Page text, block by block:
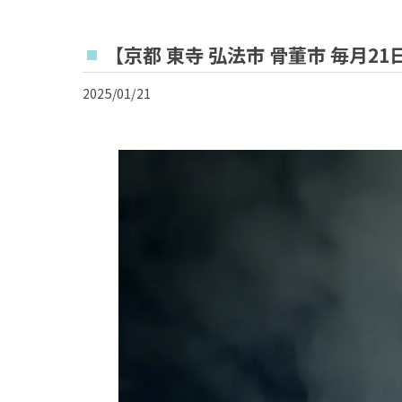
【京都 東寺 弘法市 骨董市 毎月21
2025/01/21